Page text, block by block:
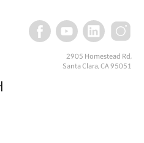
2905 Homestead Rd,
Santa Clara, CA 95051